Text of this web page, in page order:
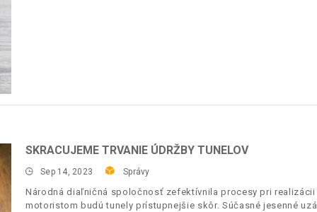
SKRACUJEME TRVANIE ÚDRŽBY TUNELOV
Sep 14, 2023 Správy
Národná diaľničná spoločnosť zefektívnila procesy pri
motoristom budú tunely prístupnejšie skôr. Súčasné jesenné